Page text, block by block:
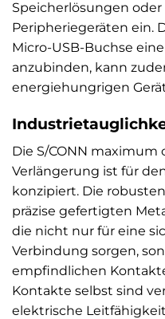
Speicherlösungen oder
Peripheriegeräten ein.
Micro-USB-Buchse
anzubinden, kann
energiehungrigen
Die S/CONN maximum
Verlängerung ist für
konzipiert. Die
präzise gefertigten
die nicht nur für eine
Verbindung sorgen,
empfindlichen
Kontakte selbst sind
elektrische